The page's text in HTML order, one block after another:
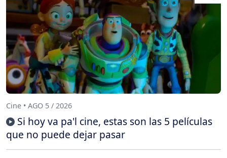
Cine • AGO 5 / 2026
Si hoy va pa'l cine, estas son las 5 películas
que no puede dejar pasar